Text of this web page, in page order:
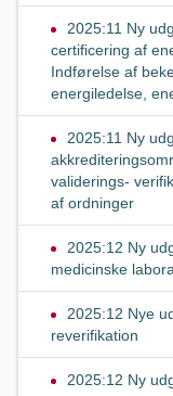
2025:11 Ny
certificering af
Indførelse af
energiledelse,
2025:11 Ny
validerings-
af ordninger
2025:12 Ny
medicinske
2025:12 Nye
reverifikation
2025:12 Ny